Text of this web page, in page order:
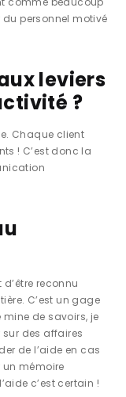
du personnel motivé
leviers
?
Chaque client
! C’est donc la
reconnu
C’est un gage
de savoirs, je
des affaires
de l’aide en cas
un mémoire
c’est certain !